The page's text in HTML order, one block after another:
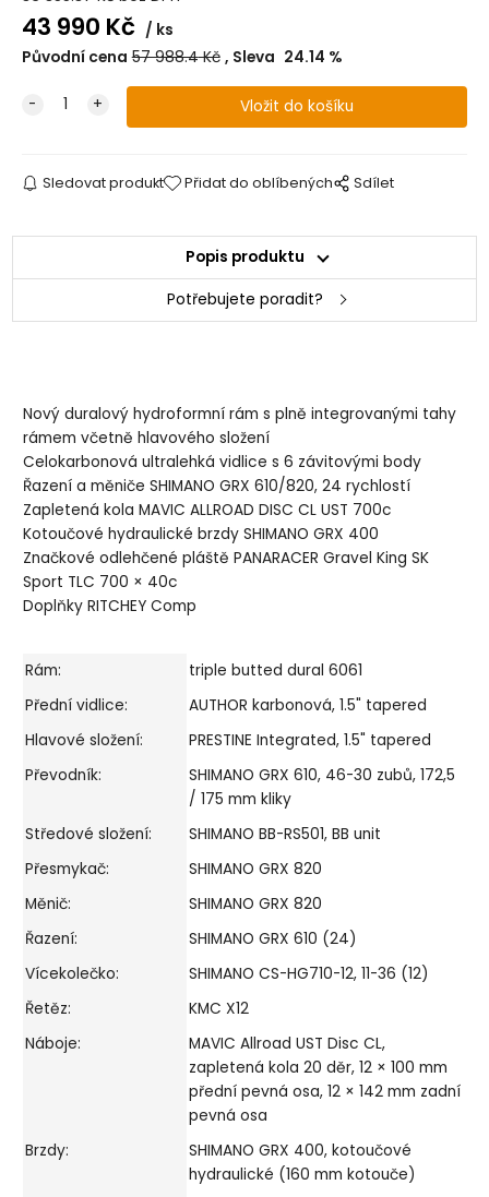
43 990 Kč
ks
Původní cena 57 988.4Kč Sleva 24.14 %
Sledovat produkt Přidat do oblíbených Sdílet
Popis produktu
Potřebujete poradit?
Nový duralový hydroformní rám s plně integrovanými tahy
rámem včetně hlavového složení
Celokarbonová ultralehká vidlice s 6 závitovými body
Řazení a měniče SHIMANO GRX 610/820, 24 rychlostí
Zapletená kola MAVIC ALLROAD DISC CL UST 700c
Kotoučové hydraulické brzdy SHIMANO GRX 400
Značkové odlehčené pláště PANARACER Gravel King SK
Sport TLC 700 × 40c
Doplňky RITCHEY Comp
Rám:
triple butted dural 6061
Přední vidlice:
AUTHOR karbonová, 1.5" tapered
Hlavové složení:
PRESTINE Integrated, 1.5" tapered
Převodník:
SHIMANO GRX 610, 46-30 zubů, 172,5
/ 175 mm kliky
Středové složení:
SHIMANO BB-RS501, BB unit
Přesmykač:
SHIMANO GRX 820
Měnič:
SHIMANO GRX 820
Řazení:
SHIMANO GRX 610 (24)
Vícekolečko:
SHIMANO CS-HG710-12, 11-36 (12)
Řetěz:
KMC X12
Náboje:
MAVIC Allroad UST Disc CL,
zapletená kola 20 děr, 12 × 100 mm
přední pevná osa, 12 × 142 mm zadní
pevná osa
Brzdy:
SHIMANO GRX 400, kotoučové
hydraulické (160 mm kotouče)